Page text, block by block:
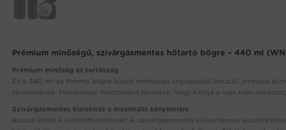
Prémium minőségű, szivárgásmentes hőtartó bögre – 440 ml
Prémium minőség és tartósság
Ez a 440 ml-es thermo bögre kiváló minőségű anyagokból készült, amelyek
sérüléseknek. Mindennapi használatra tervezve, hogy kibírja a napi rutin
Szivárgásmentes kialakítás a maximális kényelmért
Búcsút inthet a kiömlött italoknak! A szivárgásmentes kialakításnak